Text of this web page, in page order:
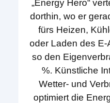
„Energy Hero“
dorthin, wo er
fürs Heizen,
oder Laden des
so den
%. Künstliche
Wetter- und
optimiert die